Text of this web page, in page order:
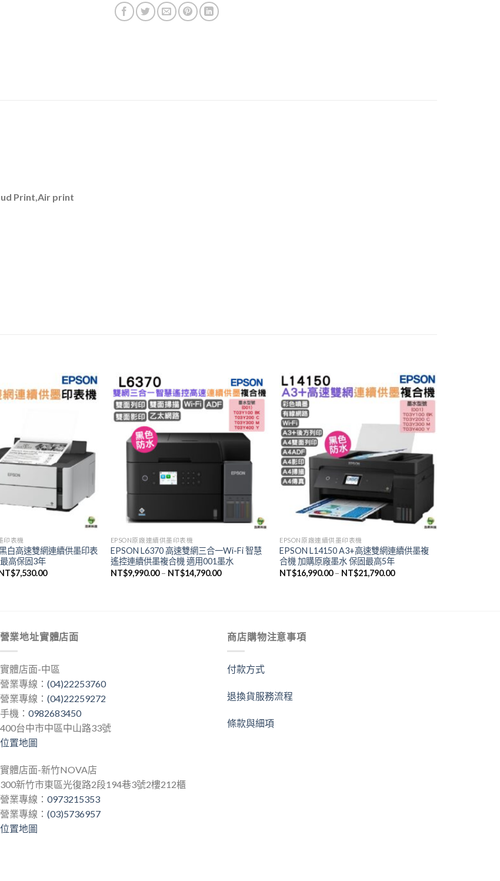
Print,Air print
印表機
白高速雙網連續供墨印表
高保固3年
7,530.00
EPSON原廠連續供墨印表機
EPSON L6370 高速雙網三合一Wi-Fi 智慧
遙控連續供墨複合機 適用001墨水
NT$9,990.00– NT$14,790.00
EPSON原廠連續供墨印表機
EPSON L14150 A3+高速雙網連續供墨複
合機 加購原廠墨水 保固最高5年
NT$16,990.00– NT$21,790.00
營業地址實體店面
實體店面-中區
營業專線： (04)22253760
營業專線： (04)22259272
手機： 0982683450
400台中市中區中山路33號
位置地圖
實體店面-新竹NOVA店
300新竹市東區光復路2段194巷3號2樓212櫃
營業專線： 0973215353
營業專線： (03)5736957
位置地圖
商店購物注意事項
付款方式
退換貨服務流程
條款與細項